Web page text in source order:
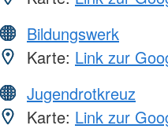
Bildungswerk
Karte: Link zur
Jugendrotkreuz
Karte: Link zur